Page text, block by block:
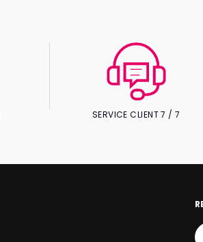
SERVICE CLIENT 7 / 7